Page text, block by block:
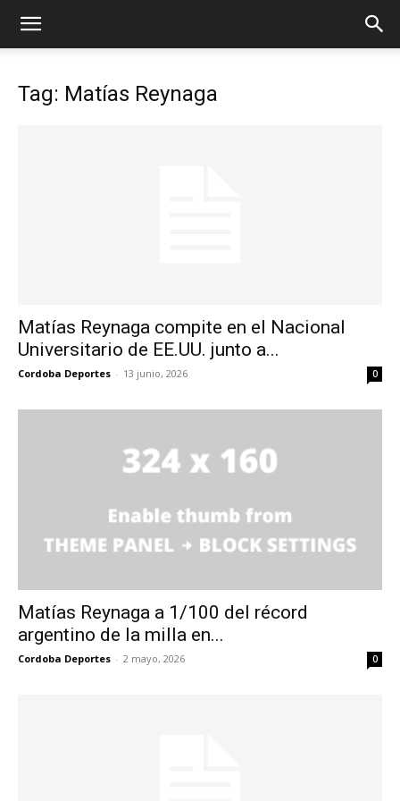
Tag: Matías Reynaga
Matías Reynaga compite en el Nacional
Universitario de EE.UU. junto a...
Cordoba Deportes - 13 junio, 2026 0
Matías Reynaga a 1/100 del récord
argentino de la milla en...
Cordoba Deportes - 2 mayo, 2026 0